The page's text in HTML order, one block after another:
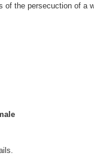
the persecuction of a